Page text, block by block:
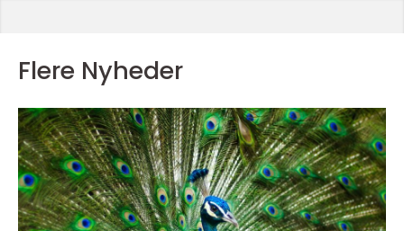
Flere Nyheder